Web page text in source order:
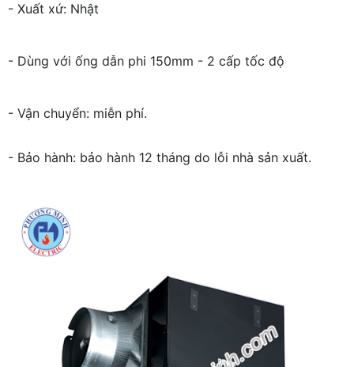
- Xuất xứ: Nhật
- Dùng với ống dẫn phi 150mm - 2 cấp tốc độ
- Vận chuyển: miễn phí.
- Bảo hành: bảo hành 12 tháng do lỗi nhà sản xuất.